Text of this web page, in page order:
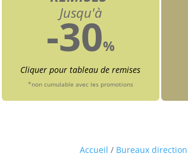
Jusqu'à
-30%
Cliquer pour tableau de remises
*non cumulable avec les promotions
Accueil / Bureaux direction